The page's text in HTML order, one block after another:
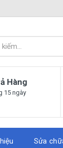
Hàng
15 ngày
Sửa